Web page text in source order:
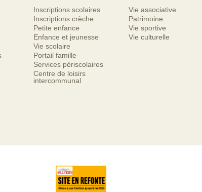
Inscriptions scolaires
Inscriptions crèche
Petite enfance
Enfance et jeunesse
Vie scolaire
Portail famille
Services périscolaires
Centre de loisirs
intercommunal
Vie associative
Patrimoine
Vie sportive
Vie culturelle